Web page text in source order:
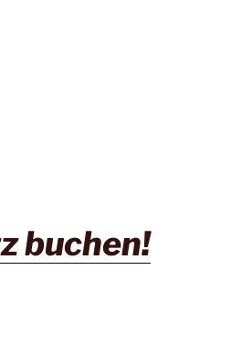
buchen!